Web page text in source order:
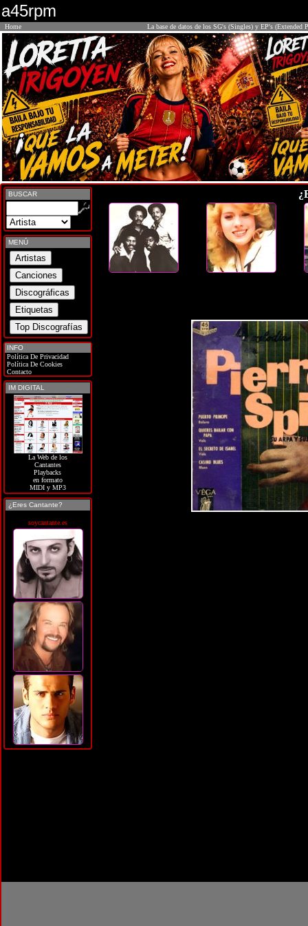
a45rpm
Home La base de datos de los SG's (Singles) y EP's (Extended
BUSCAR
MENÚ
INFO
Política De Privacidad
Política De Cookies
Contacto
IM DIGITAL
La Web de los
Cantantes
Playbacks
en formato
MIDI y MP3
¿Eres Cantante?
soycantante.es